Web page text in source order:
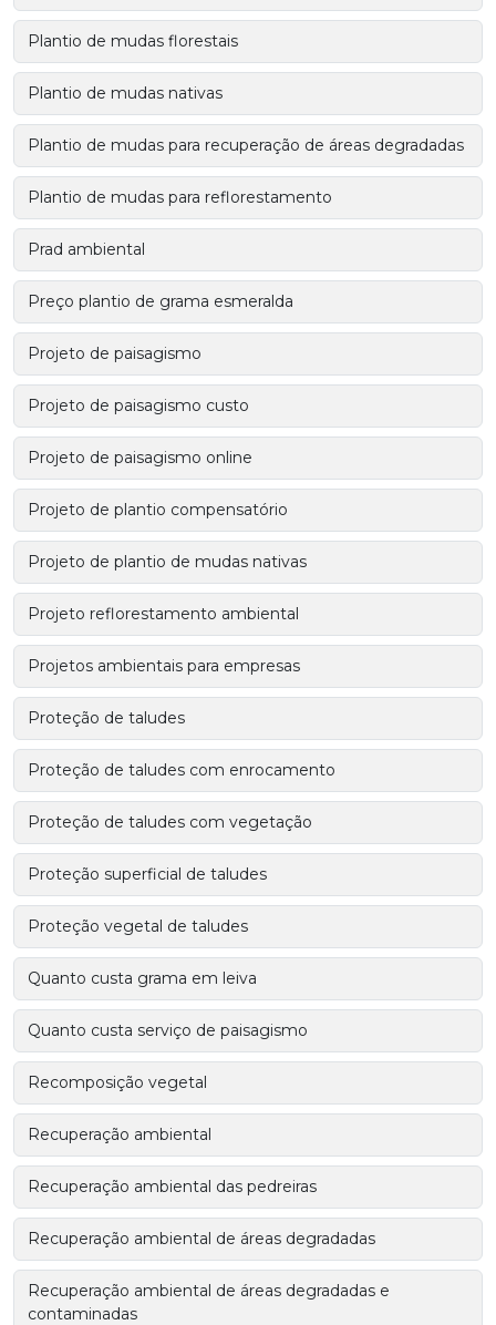
Plantio de mudas florestais
Plantio de mudas nativas
Plantio de mudas para recuperação de áreas degradadas
Plantio de mudas para reflorestamento
Prad ambiental
Preço plantio de grama esmeralda
Projeto de paisagismo
Projeto de paisagismo custo
Projeto de paisagismo online
Projeto de plantio compensatório
Projeto de plantio de mudas nativas
Projeto reflorestamento ambiental
Projetos ambientais para empresas
Proteção de taludes
Proteção de taludes com enrocamento
Proteção de taludes com vegetação
Proteção superficial de taludes
Proteção vegetal de taludes
Quanto custa grama em leiva
Quanto custa serviço de paisagismo
Recomposição vegetal
Recuperação ambiental
Recuperação ambiental das pedreiras
Recuperação ambiental de áreas degradadas
Recuperação ambiental de áreas degradadas e
contaminadas